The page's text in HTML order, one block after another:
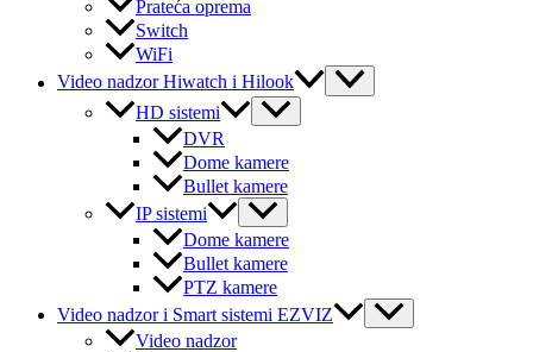
Prateća oprema
Switch
WiFi
Video nadzor Hiwatch i Hilook
Menu
Toggle
HD sistemi
Menu
Toggle
DVR
Dome kamere
Bullet kamere
IP sistemi
Menu
Toggle
Dome kamere
Bullet kamere
PTZ kamere
Video nadzor i Smart sistemi EZVIZ
Menu
Toggle
Video nadzor